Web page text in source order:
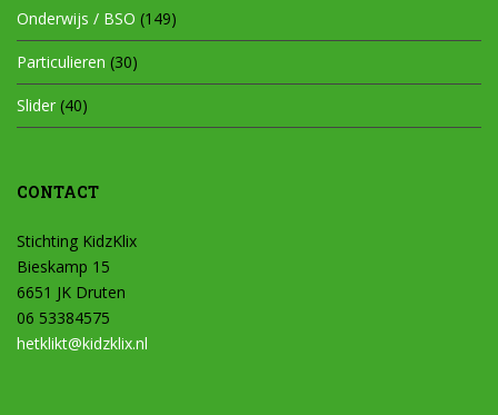
Onderwijs / BSO (149)
Particulieren (30)
Slider (40)
CONTACT
Stichting KidzKlix
Bieskamp 15
6651 JK Druten
06 53384575
hetklikt@kidzklix.nl